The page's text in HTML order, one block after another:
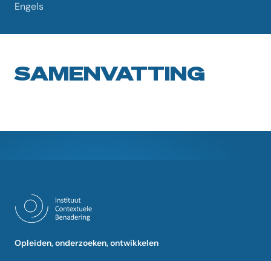
Engels
SAMENVATTING
Opleiden, onderzoeken, ontwikkelen